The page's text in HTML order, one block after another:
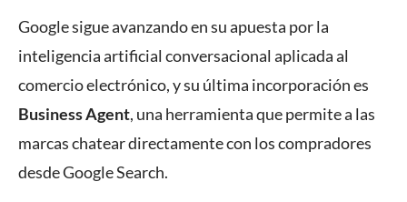
Google sigue avanzando en su apuesta por la
inteligencia artificial conversacional aplicada al
comercio electrónico, y su última incorporación es
Business Agent, una herramienta que permite a las
marcas chatear directamente con los compradores
desde Google Search.